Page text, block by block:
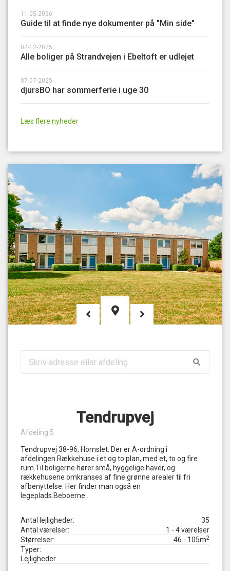
11-05-2026
Guide til at finde nye dokumenter på "Min side"
04-12-2025
Alle boliger på Strandvejen i Ebeltoft er udlejet
07-07-2025
djursBO har sommerferie i uge 30
Læs flere nyheder
Tendrupvej
Afdeling 5
Tendrupvej 38-96, Hornslet. Der er A-ordning i
afdelingen.Rækkehuse i et og to plan, med et, to og fire
rum.Til boligerne hører små, hyggelige haver, og
rækkehusene omkranses af fine grønne arealer til fri
afbenyttelse. Her finder man også en
legeplads.Beboerne...
Antal lejligheder:
35
Antal værelser:
1 - 4 værelser
Størrelser:
m2
46 - 105
Typer:
Lejligheder